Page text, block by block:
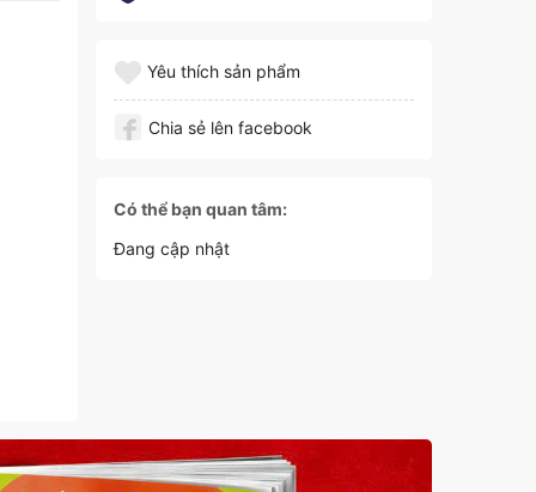
Yêu thích sản phẩm
Chia sẻ lên facebook
Có thể bạn quan tâm:
Đang cập nhật